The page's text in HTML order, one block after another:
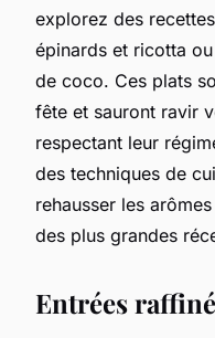
explorez des
épinards et ricotta
de coco. Ces plats
fête et sauront ravir
respectant leur
des techniques de
rehausser les
des plus grandes
Entrées